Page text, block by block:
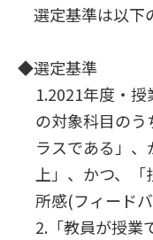
選定基準は以下
◆選定基準
1.2021年度・
の対象科目の
ラスである」
上」、かつ、
所感(フィード
2.「教員が授業